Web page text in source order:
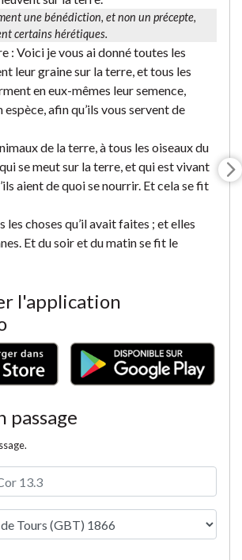
une bénédiction, et non un précepte,
certains hérétiques.
: Voici je vous ai donné toutes les
leur graine sur la terre, et tous les
en eux-mêmes leur semence,
espèce, afin qu’ils vous servent de
de la terre, à tous les oiseaux du
se meut sur la terre, et qui est vivant
aient de quoi se nourrir. Et cela se fit
les choses qu’il avait faites ; et elles
Et du soir et du matin se fit le
l'application
passage